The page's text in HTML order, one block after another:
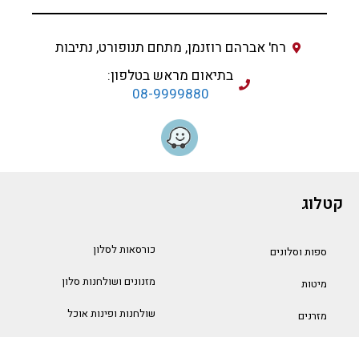
רח' אברהם רוזנמן, מתחם תנופורט, נתיבות
בתיאום מראש בטלפון:
08-9999880
קטלוג
ספות וסלונים
מיטות
מזרנים
כורסאות לסלון
מזנונים ושולחנות סלון
שולחנות ופינות אוכל